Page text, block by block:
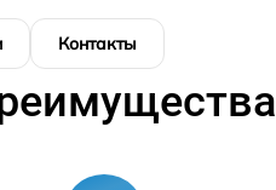
Контакты